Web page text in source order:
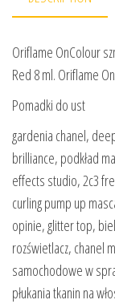
Oriflame OnColour
Red 8 ml. Oriflame
Pomadki do ust
gardenia chanel,
brilliance, podkład
effects studio, 2c3
curling pump up
opinie, glitter top,
rozświetlacz, chanel
samochodowe w
płukania tkanin na